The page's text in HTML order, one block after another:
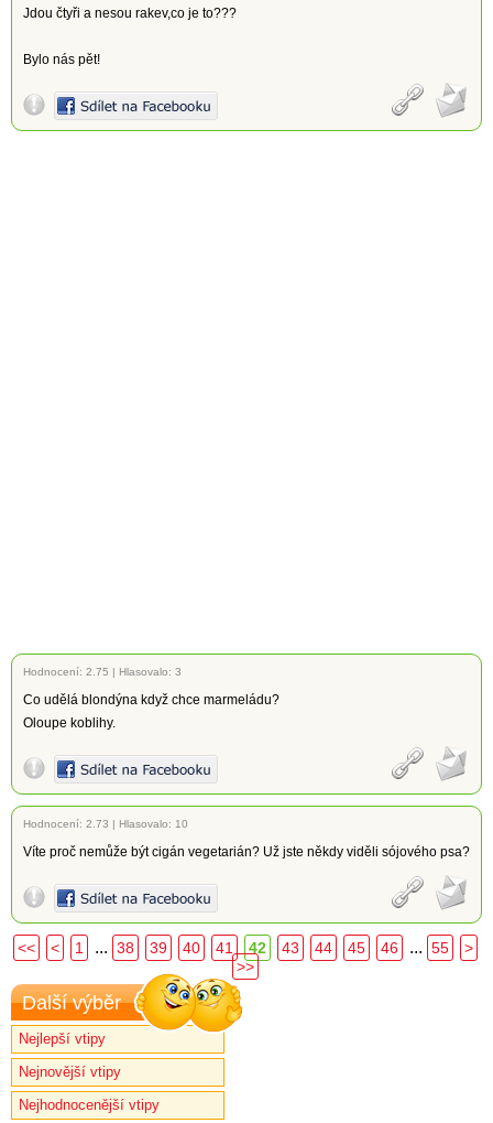
Jdou čtyři a nesou rakev,co je to???
Bylo nás pět!
Hodnocení: 2.75 | Hlasovalo: 3
Co udělá blondýna když chce marmeládu?
Oloupe koblihy.
Hodnocení: 2.73 | Hlasovalo: 10
Víte proč nemůže být cigán vegetarián? Už jste někdy viděli sójového psa?
<< < 1 ... 38 39 40 41 42 43 44 45 46 ... 55
>
>>
Další výběr
Nejlepší vtipy
Nejnovější vtipy
Nejhodnocenější vtipy